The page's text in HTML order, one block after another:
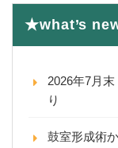
★what’s
2026年7月
り
鼓室形成術